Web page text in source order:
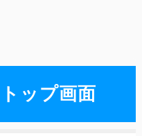
ップ画面